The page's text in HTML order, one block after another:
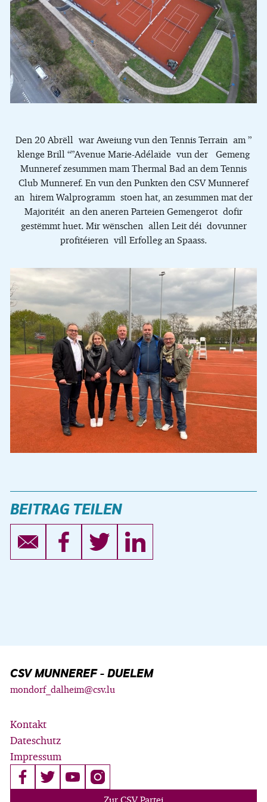
Den 20 Abrëll war Aweiung vun den Tennis Terrain am ”
klenge Brill “”Avenue Marie-Adélaïde vun der Gemeng
Munneref zesummen mam Thermal Bad an dem Tennis
Club Munneref. En vun den Punkten den CSV Munneref
an hirem Walprogramm stoen hat, an zesummen mat der
Majoritéit an den aneren Parteien Gemengerot dofir
gestëmmt huet. Mir wënschen allen Leit déi dovunner
profitéieren vill Erfolleg an Spaass.
BEITRAG TEILEN
CSV MUNNEREF - DUELEM
mondorf_dalheim@csv.lu
Kontakt
Dateschutz
Impressum